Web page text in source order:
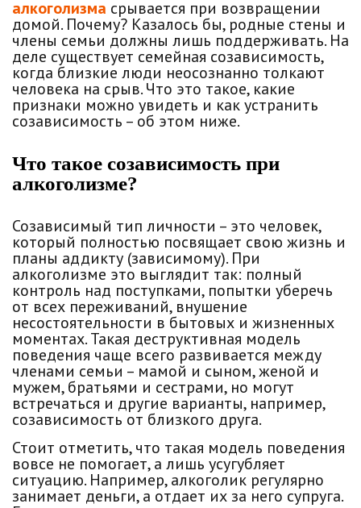
алкоголизма срывается при возвращении
домой. Почему? Казалось бы, родные стены и
члены семьи должны лишь поддерживать. На
деле существует семейная созависимость,
когда близкие люди неосознанно толкают
человека на срыв. Что это такое, какие
признаки можно увидеть и как устранить
созависимость – об этом ниже.
Что такое созависимость при
алкоголизме?
Созависимый тип личности – это человек,
который полностью посвящает свою жизнь и
планы аддикту (зависимому). При
алкоголизме это выглядит так: полный
контроль над поступками, попытки уберечь
от всех переживаний, внушение
несостоятельности в бытовых и жизненных
моментах. Такая деструктивная модель
поведения чаще всего развивается между
членами семьи – мамой и сыном, женой и
мужем, братьями и сестрами, но могут
встречаться и другие варианты, например,
созависимость от близкого друга.
Стоит отметить, что такая модель поведения
вовсе не помогает, а лишь усугубляет
ситуацию. Например, алкоголик регулярно
занимает деньги, а отдает их за него супруга.